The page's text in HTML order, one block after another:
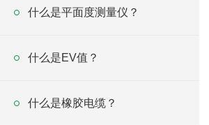
什么是平面度测量仪？
什么是EV值？
什么是橡胶电缆？